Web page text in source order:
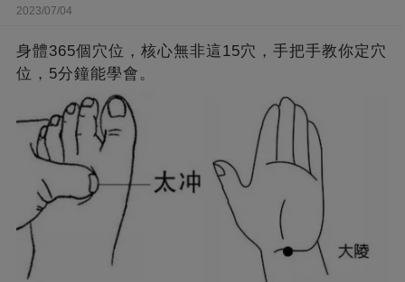
2023/07/04
身體365個穴位，核心無非這15穴，手把手教你定穴
位，5分鐘能學會。